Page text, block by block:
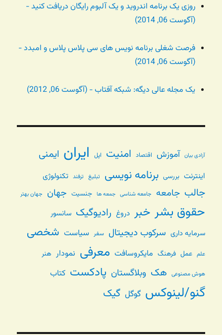
روزی یک برنامه اندروید و یک آلبوم رایگان دریافت کنید -
(آگوست 06, 2014)
فرصت شغلی برنامه نویس های سی پلاس پلاس و امبدد -
(آگوست 06, 2014)
یک مجله عالی دیگه: شبکه آفتاب - (آگوست 06, 2012)
آزادی بیان آموزش اقتصاد امنیت اپل ایران ایمنی
اینترنت بررسی برنامه نویسی تبلیغ ترفند تکنولوژی
جالب جامعه جامعه شناسی جمعه ها جنسیت جهان جهان بهتر
حقوق بشر خبر دروغ رادیوگیک سانسور
سرمایه داری سرکوب دیجیتال سفر سیاست شخصی
علم عمل فرهنگ مایکروسافت معرفی نمودار هنر
هوش مصنوعی هک وبلاگستان پادکست کتاب
گنو/لینوکس گوگل گیک